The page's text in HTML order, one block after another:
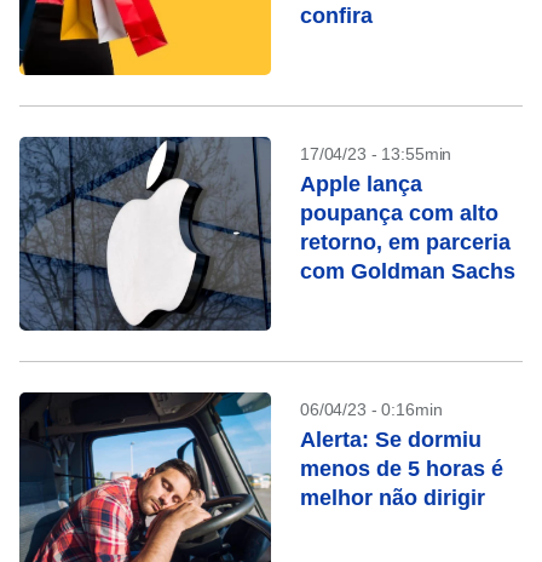
confira
17/04/23 - 13:55min
Apple lança
poupança com alto
retorno, em parceria
com Goldman Sachs
06/04/23 - 0:16min
Alerta: Se dormiu
menos de 5 horas é
melhor não dirigir